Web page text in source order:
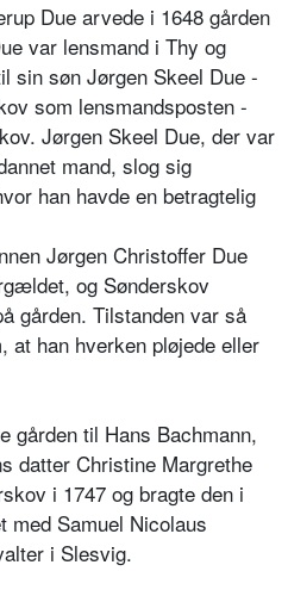
Due arvede i 1648 gården
var lensmand i Thy og
sin søn Jørgen Skeel Due -
som lensmandsposten -
Jørgen Skeel Due, der var
mand, slog sig
han havde en betragtelig
Jørgen Christoffer Due
og Sønderskov
gården. Tilstanden var så
at han hverken pløjede eller
gården til Hans Bachmann,
datter Christine Margrethe
i 1747 og bragte den i
med Samuel Nicolaus
i Slesvig.